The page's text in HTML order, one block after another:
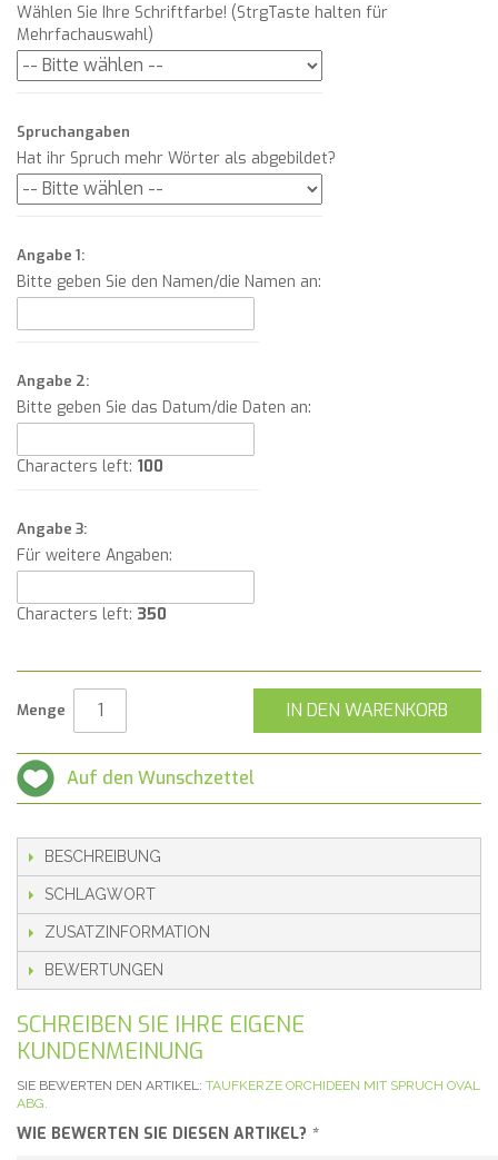
Wählen Sie Ihre Schriftfarbe! (StrgTaste halten für
Mehrfachauswahl)
Spruchangaben
Hat ihr Spruch mehr Wörter als abgebildet?
Angabe 1:
Bitte geben Sie den Namen/die Namen an:
Angabe 2:
Bitte geben Sie das Datum/die Daten an:
Characters left: 100
Angabe 3:
Für weitere Angaben:
Characters left: 350
Menge IN DEN WARENKORB
Auf den Wunschzettel
BESCHREIBUNG
SCHLAGWORT
ZUSATZINFORMATION
BEWERTUNGEN
SCHREIBEN SIE IHRE EIGENE
KUNDENMEINUNG
SIE BEWERTEN DEN ARTIKEL: TAUFKERZE ORCHIDEEN MIT SPRUCH OVAL
ABG.
WIE BEWERTEN SIE DIESEN ARTIKEL? *